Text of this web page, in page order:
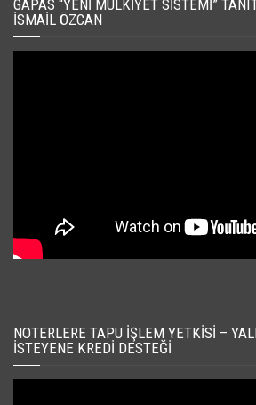
GAPAS “YENI MÜLKIYET SISTEMI”
İSMAIL ÖZCAN
NOTERLERE TAPU İŞLEM YETKISI –
İSTEYENE KREDI DESTEĞI